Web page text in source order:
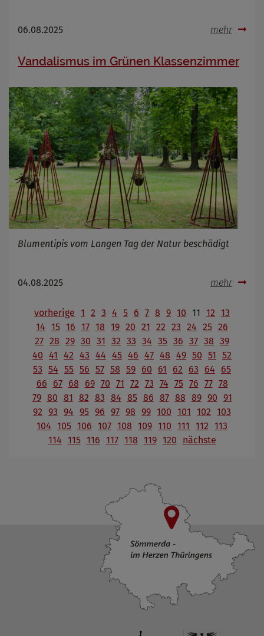
06.08.2025 mehr
Vandalismus im Grünen Klassenzimmer
Blumentipis vom Langen Tag der Natur beschädigt
04.08.2025 mehr
vorherige 1 2 3 4 5 6 7 8 9 10 11 12 13
14 15 16 17 18 19 20 21 22 23 24 25 26
27 28 29 30 31 32 33 34 35 36 37 38 39
40 41 42 43 44 45 46 47 48 49 50 51
52
53 54 55 56 57 58 59 60 61 62 63 64
65
66
67 68 69 70 71 72 73 74 75 76 77 78
79 80 81 82 83 84 85 86 87 88 89 90 91
92 93 94 95 96 97 98 99 100 101 102 103
104 105 106 107 108 109 110 111 112 113
114 115 116 117 118 119 120 nächste